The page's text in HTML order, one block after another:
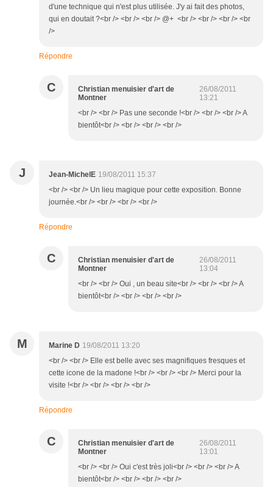
d'une technique qui n'est plus utilisée. J'y ai fait des photos,
qui en doutait ?<br /> <br /> <br /> @+ <br /> <br /> <br /> <br
/>
Répondre
C
Christian menuisier d'art de
Montner
26/08/2011
13:21
<br /> <br /> Pas une seconde !<br /> <br /> <br /> A
bientôt<br /> <br /> <br /> <br />
J Jean-MichelE 19/08/2011 15:37
<br /> <br /> Un lieu magique pour cette exposition. Bonne
journée.<br /> <br /> <br /> <br />
Répondre
C
Christian menuisier d'art de
Montner
26/08/2011
13:04
<br /> <br /> Oui , un beau site<br /> <br /> <br /> A
bientôt<br /> <br /> <br /> <br />
M Marine D 19/08/2011 13:20
<br /> <br /> Elle est belle avec ses magnifiques fresques et
cette icone de la madone !<br /> <br /> <br /> Merci pour la
visite !<br /> <br /> <br /> <br />
Répondre
C
Christian menuisier d'art de
Montner
26/08/2011
13:01
<br /> <br /> Oui c'est très joli<br /> <br /> <br /> A
bientôt<br /> <br /> <br /> <br />